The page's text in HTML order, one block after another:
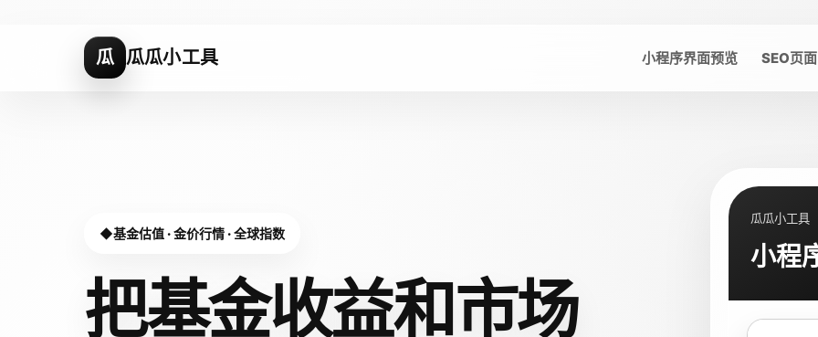
瓜 瓜瓜小工具 小程序界面预览 SEO页面
基金估值 · 金价行情 · 全球指数
把基金收益和市场
瓜瓜小工具
小程